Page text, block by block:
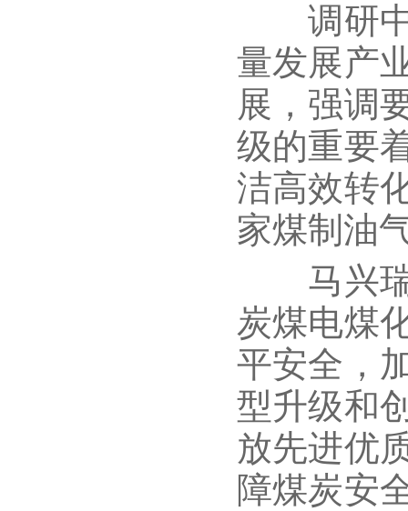
调研中
量发展产
展，强调
级的重要
洁高效转
家煤制油
马兴瑞
炭煤电煤
平安全，
型升级和
放先进优
障煤炭安